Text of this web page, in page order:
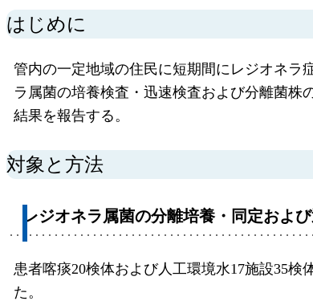
はじめに
管内の一定地域の住民に短期間にレジオネラ
ラ属菌の培養検査・迅速検査および分離菌株
結果を報告する。
対象と方法
レジオネラ属菌の分離培養・同定およ
患者喀痰20検体および人工環境水17施設35
た。